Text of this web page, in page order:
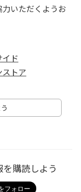
いただくようお
ド
トア
を購読しよう